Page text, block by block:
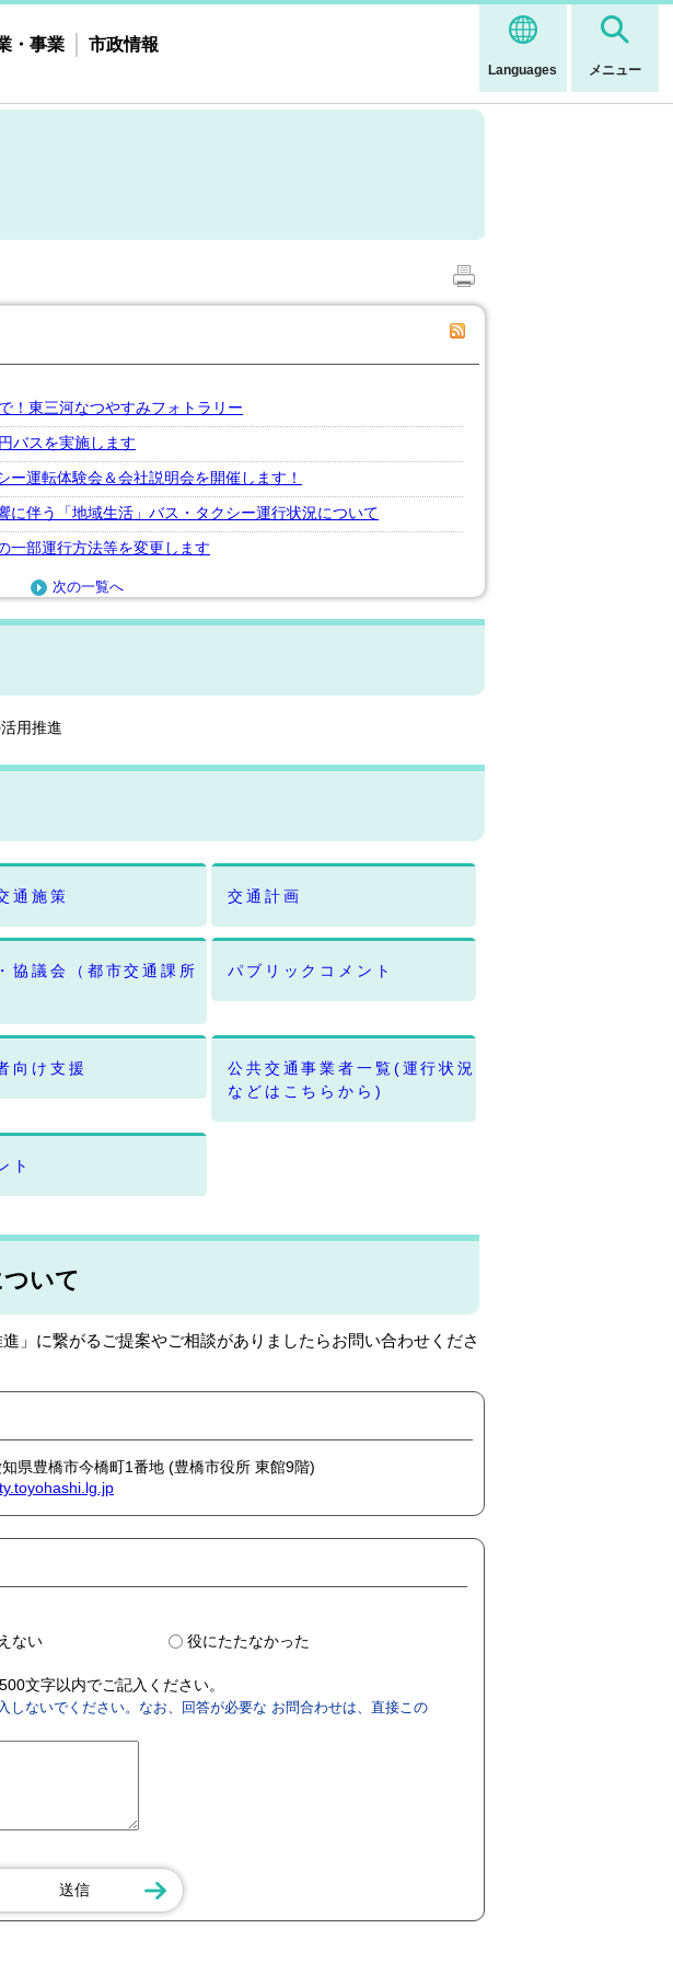
Languages メニュー
・事業 市政情報
！東三河なつやすみフォトラリー
バスを実施します
ー運転体験会＆会社説明会を開催します！
に伴う「地域生活」バス・タクシー運行状況について
一部運行方法等を変更します
次の一覧へ
用推進
通施策 交通計画
協議会（都市交通課所
パブリックコメント
向け支援
公共交通事業者一覧(運行状況
などはこちらから)
ト
いて
」に繋がるご提案やご相談がありましたらお問い合わせくださ
県豊橋市今橋町1番地 (豊橋市役所 東館9階)
ない 役にたたなかった
文字以内でご記入ください。
しないでください。なお、回答が必要な お問合わせは、直接この